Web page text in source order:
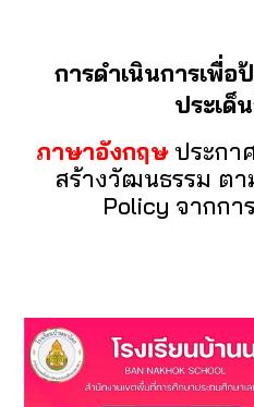
การดำเนินการเพื่อ
ประเด็
ภาษาอังกฤษ ประกา
สร้างวัฒนธรรม ต
Policy จากก